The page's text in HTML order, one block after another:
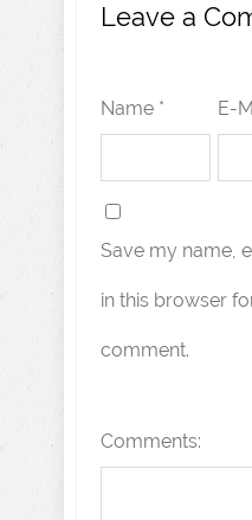
Leave a
Name * E-
Save my name,
in this browser
comment.
Comments: